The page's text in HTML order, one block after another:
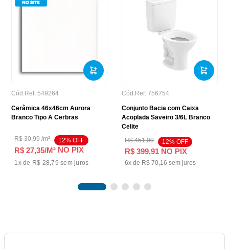
Cód.Ref: 549264
Cerâmica 46x46cm Aurora
Branco Tipo A Cerbras
R$ 30,99/m² 12% OFF
R$ 27,35/M² NO PIX
1x de R$ 28,79 sem juros
Cód.Ref: 756754
Conjunto Bacia com Caixa
Acoplada Saveiro 3/6L Branco
Celite
R$ 451,00 12% OFF
R$ 399,91 NO PIX
6x de R$ 70,16 sem juros